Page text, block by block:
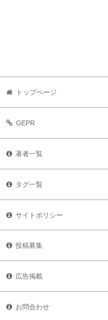
トップページ
GEPR
著者一覧
タグ一覧
サイトポリシー
投稿募集
広告掲載
お問合わせ